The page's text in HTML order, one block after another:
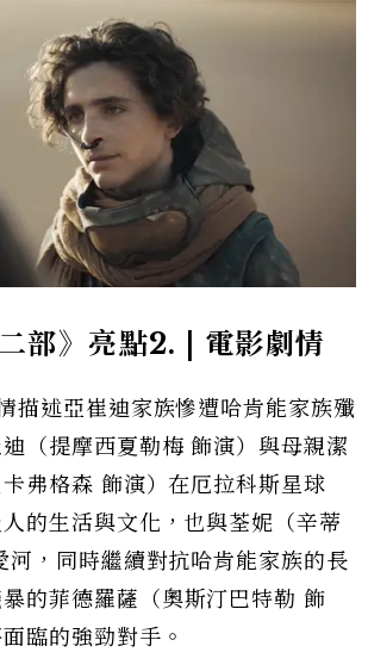
部》亮點2. | 電影劇情
描述亞崔迪家族慘遭哈肯能家族殲
（提摩西夏勒梅 飾演）與母親潔
弗格森 飾演）在厄拉科斯星球
人的生活與文化，也與荃妮 （辛蒂
河，同時繼續對抗哈肯能家族的長
的菲德羅薩（奧斯汀巴特勒 飾
臨的強勁對手。